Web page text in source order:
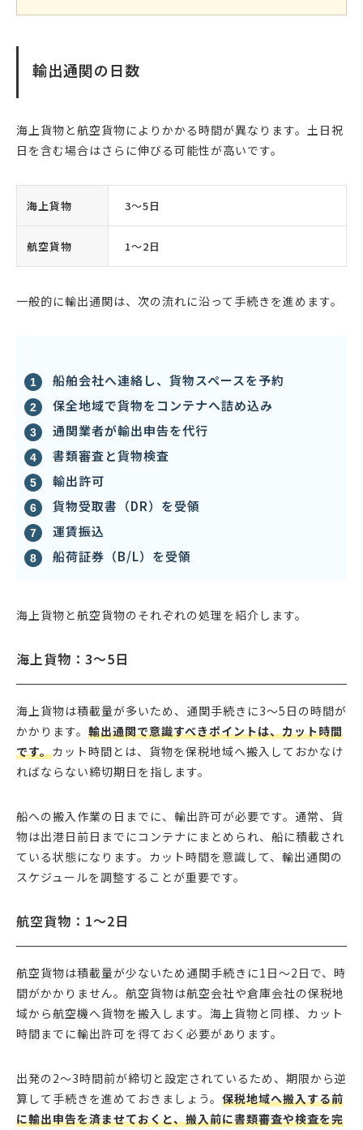
輸出通関の日数
海上貨物と航空貨物によりかかる時間が異なります。土日祝
日を含む場合はさらに伸びる可能性が高いです。
海上貨物 3〜5日
航空貨物 1〜2日
一般的に輸出通関は、次の流れに沿って手続きを進めます。
船舶会社へ連絡し、貨物スペースを予約
保全地域で貨物をコンテナへ詰め込み
通関業者が輸出申告を代行
書類審査と貨物検査
輸出許可
貨物受取書（DR）を受領
運賃振込
船荷証券（B/L）を受領
海上貨物と航空貨物のそれぞれの処理を紹介します。
海上貨物：3〜5日
海上貨物は積載量が多いため、通関手続きに3〜5日の時間が
かかります。 輸出通関で意識すべきポイントは、カット時間
です。カット時間とは、貨物を保税地域へ搬入しておかなけ
ればならない締切期日を指します。
船への搬入作業の日までに、輸出許可が必要です。通常、貨
物は出港日前日までにコンテナにまとめられ、船に積載され
ている状態になります。カット時間を意識して、輸出通関の
スケジュールを調整することが重要です。
航空貨物：1〜2日
航空貨物は積載量が少ないため通関手続きに1日〜2日で、時
間がかかりません。航空貨物は航空会社や倉庫会社の保税地
域から航空機へ貨物を搬入します。海上貨物と同様、カット
時間までに輸出許可を得ておく必要があります。
出発の2〜3時間前が締切と設定されているため、期限から逆
算して手続きを進めておきましょう。 保税地域へ搬入する前
に輸出申告を済ませておくと、搬入前に書類審査や検査を完